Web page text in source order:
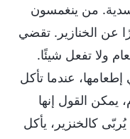
من ينغمسون
عن الخنازير. تقضي
ولا تفعل شيئًا.
عندما تأكل
يمكن القول إنها
كالخنزير، يأكل